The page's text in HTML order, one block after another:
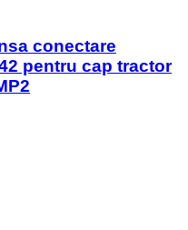
conectare
pentru cap tractor